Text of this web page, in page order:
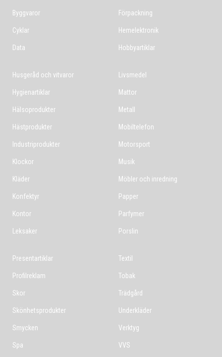
Byggvaror
Cyklar
Data
Förpackning
Hemelektronik
Hobbyartiklar
Husgeråd och vitvaror
Hygienartiklar
Hälsoprodukter
Hästprodukter
Industriprodukter
Klockor
Kläder
Konfektyr
Kontor
Leksaker
Livsmedel
Mattor
Metall
Mobiltelefon
Motorsport
Musik
Möbler och inredning
Papper
Parfymer
Porslin
Presentartiklar
Profilreklam
Skor
Skönhetsprodukter
Smycken
Spa
Textil
Tobak
Trädgård
Underkläder
Verktyg
VVS